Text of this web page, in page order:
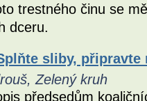
trestného činu se
dceru.
sliby, připravte
Zelený kruh
předsedům